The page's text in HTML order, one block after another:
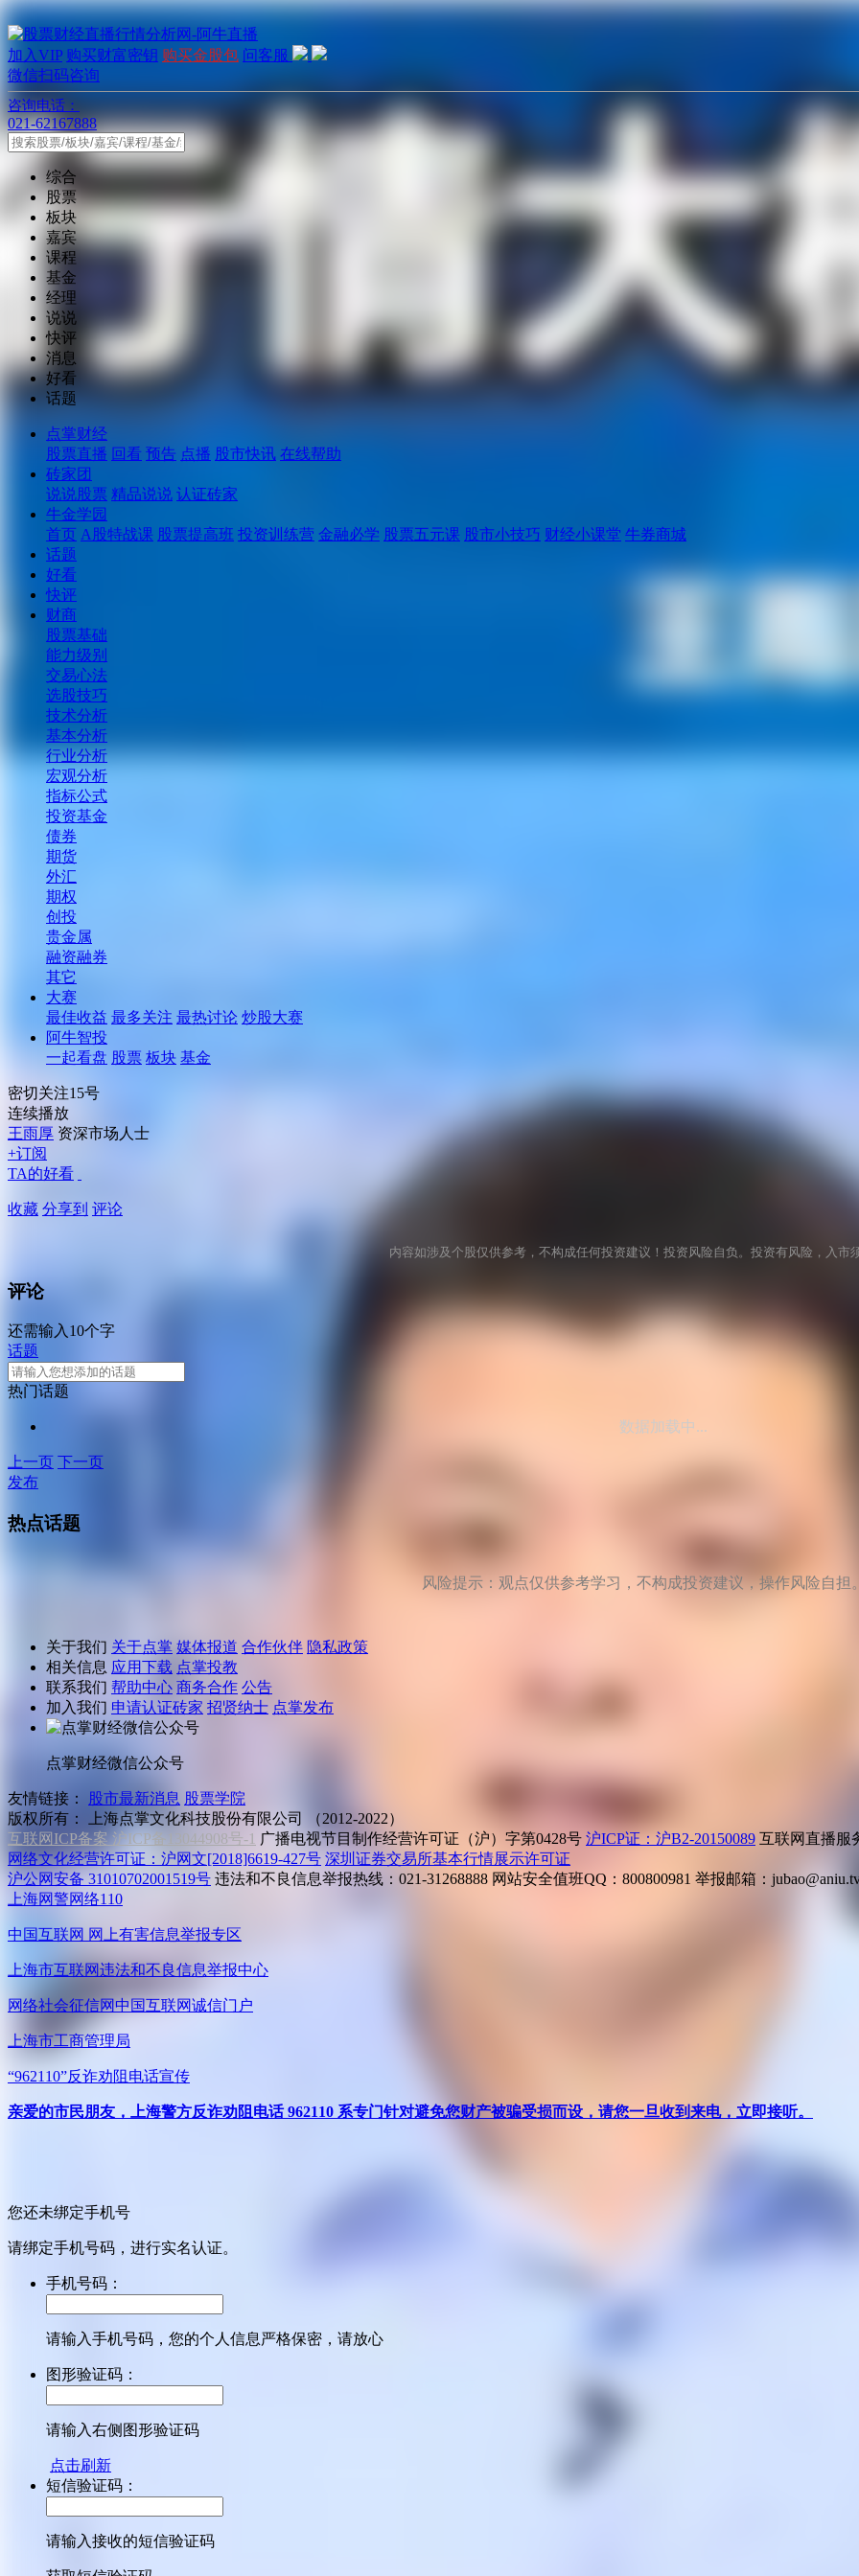
加入VIP 购买财富密钥 购买金股包 问客服
微信扫码咨询
咨询电话：
021-62167888
综合
股票
板块
嘉宾
课程
基金
经理
说说
快评
消息
好看
话题
点掌财经
股票直播 回看 预告 点播 股市快讯 在线帮助
砖家团
说说股票 精品说说 认证砖家
牛金学园
首页 A股特战课 股票提高班 投资训练营 金融必学 股票五元课 股市小技巧 财经小课堂 牛券商城
话题
好看
快评
财商
股票基础
能力级别
交易心法
选股技巧
技术分析
基本分析
行业分析
宏观分析
指标公式
投资基金
债券
期货
外汇
期权
创投
贵金属
融资融券
其它
大赛
最佳收益 最多关注 最热讨论 炒股大赛
阿牛智投
一起看盘 股票 板块 基金
密切关注15号
连续播放
王雨厚 资深市场人士
+订阅
TA的好看
收藏 分享到 评论
内容如涉及个股仅供参考，不构成任何投资建议！投资风险自负。投资有风险，入市
评论
还需输入10个字
话题
热门话题
数据加载中...
上一页 下一页
发布
热点话题
风险提示：观点仅供参考学习，不构成投资建议，操作风险自担
关于我们 关于点掌 媒体报道 合作伙伴 隐私政策
相关信息 应用下载 点掌投教
联系我们 帮助中心 商务合作 公告
加入我们 申请认证砖家 招贤纳士 点掌发布
点掌财经微信公众号
友情链接： 股市最新消息 股票学院
版权所有：
上海点掌文化科技股份有限公司 （2012-2022）
互联网ICP备案 沪ICP备13044908号-1 广播电视节目制作经营许可证（沪）字第0428号 沪ICP证：沪B2-20150089 互联网直播服
网络文化经营许可证：沪网文[2018]6619-427号 深圳证券交易所基本行情展示许可证
沪公网安备 31010702001519号 违法和不良信息举报热线：021-31268888 网站安全值班QQ：800800981 举报邮箱：
上海网警网络110
中国互联网 网上有害信息举报专区
上海市互联网违法和不良信息举报中心
网络社会征信网中国互联网诚信门户
上海市工商管理局
“962110”反诈劝阻电话宣传
亲爱的市民朋友，上海警方反诈劝阻电话 962110 系专门针对避免您财产被骗受损而设，请您一旦收到来电，立即接听。
您还未绑定手机号
请绑定手机号码，进行实名认证。
手机号码：
请输入手机号码，您的个人信息严格保密，请放心
图形验证码：
请输入右侧图形验证码
点击刷新
短信验证码：
请输入接收的短信验证码